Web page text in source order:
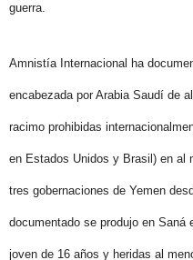
guerra.
Amnistía Internacional ha
encabezada por Arabia Saudí de
racimo prohibidas
en Estados Unidos y Brasil) en al
tres gobernaciones de Yemen
documentado se produjo en
joven de 16 años y heridas al